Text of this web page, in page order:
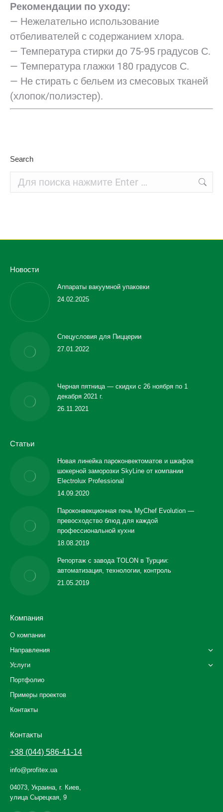
Рекомендации по уходу:
— Нежелательно использование
отбеливателей с содержанием хлора.
— Температура стирки до 75-95 градусов С.
— Температура глажки 180 градусов С.
— Не стирать с бельем из смесовых тканей
(хлопок/полиэстер).
Search
Новости
Аппараты вакуумной упаковки
24.02.2025
Спецусловия для Пиццерии
27.01.2022
Черная пятница — скидки с 26 ноября по 1
декабря 2021 г.
26.11.2021
Статьи
Новая линейка пароконвектоматов и шкафов
шокерной заморозки SkyLine от компании
Electrolux Professional
14.09.2020
Пароконвекционная печь MyChef Evolution —
превосходство блюд для каждой
профессиональной кухни
18.08.2019
Репортаж с завода TOLON в Турции:
автоматизация, технологии, контроль
21.05.2019
Компания
О компании
Направления
Услуги
Портфолио
Примеры проектов
Контакты
Контакты
+38 (044) 586-41-14
info@profitex.ua
04073, Украина, г. Киев,
улица Сырецкая, 9